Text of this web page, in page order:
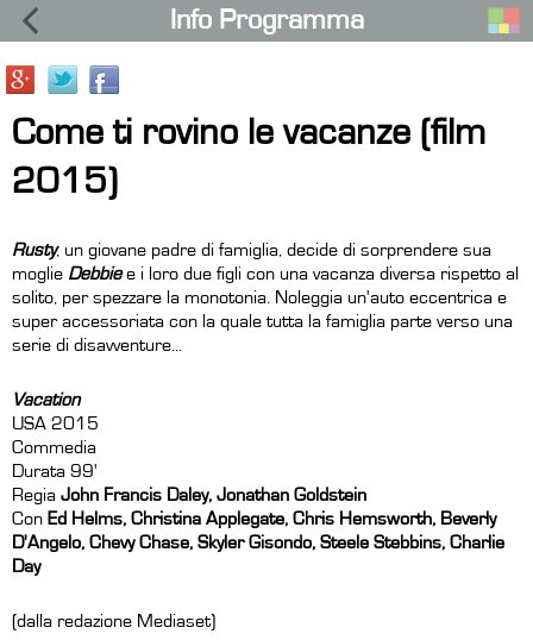
Info Programma
Come ti rovino le vacanze (film
2015)
Rusty, un giovane padre di famiglia, decide di sorprendere sua
moglie Debbiee i loro due figli con una vacanza diversa rispetto al
solito, per spezzare la monotonia. Noleggia un'auto eccentrica e
super accessoriata con la quale tutta la famiglia parte verso una
serie di disavventure...
Vacation
USA 2015
Commedia
Durata 99'
Regia John Francis Daley, Jonathan Goldstein
Con Ed Helms, Christina Applegate, Chris Hemsworth, Beverly
D'Angelo, Chevy Chase, Skyler Gisondo, Steele Stebbins, Charlie
Day
(dalla redazione Mediaset)